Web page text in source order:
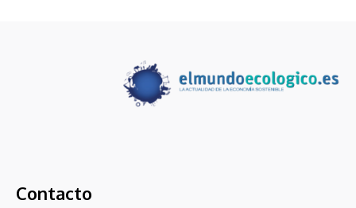
Contacto